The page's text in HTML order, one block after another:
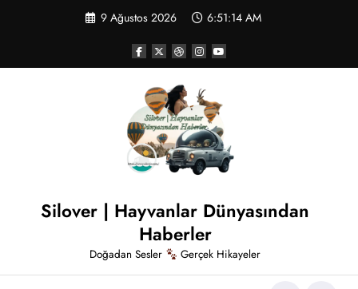
9 Ağustos 2026 6:51:15 AM
Silover | Hayvanlar Dünyasından
Haberler
Doğadan Sesler Gerçek Hikayeler